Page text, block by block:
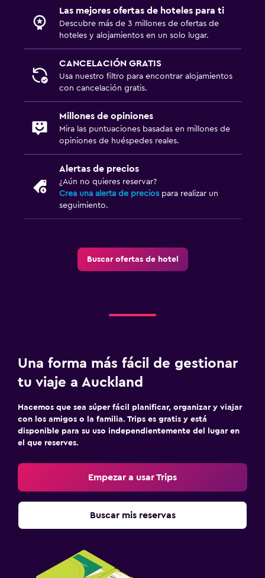
Las mejores ofertas de hoteles para ti
Descubre más de 3 millones de ofertas de
hoteles y alojamientos en un solo lugar.
CANCELACIÓN GRATIS
Usa nuestro filtro para encontrar alojamientos
con cancelación gratis.
Millones de opiniones
Mira las puntuaciones basadas en millones de
opiniones de huéspedes reales.
Alertas de precios
¿Aún no quieres reservar?
Crea una alerta de precios para realizar un
seguimiento.
Buscar ofertas de hotel
Una forma más fácil de gestionar
tu viaje a Auckland
Hacemos que sea súper fácil planificar, organizar y viajar
con los amigos o la familia. Trips es gratis y está
disponible para su uso independientemente del lugar en
el que reserves.
Empezar a usar Trips
Buscar mis reservas